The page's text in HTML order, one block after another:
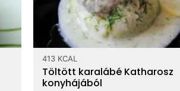
413 KCAL
Töltött karalábé Katharosz
konyhájából